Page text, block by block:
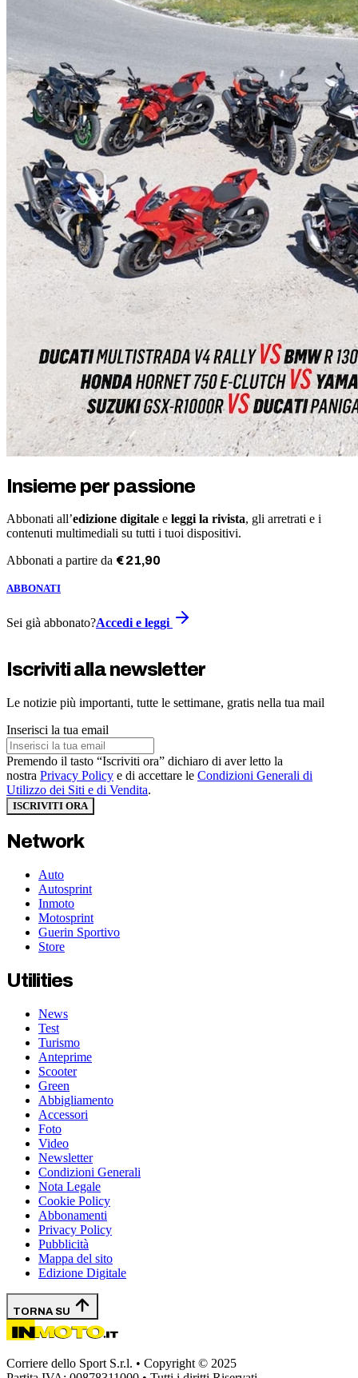
Insieme per passione
Abbonati all’edizione digitale e leggi la rivista, gli arretrati e i
contenuti multimediali su tutti i tuoi dispositivi.
Abbonati a partire da €21,90
ABBONATI
Sei già abbonato?Accedi e leggi
Iscriviti alla newsletter
Le notizie più importanti, tutte le settimane, gratis nella tua mail
Inserisci la tua email
Premendo il tasto “Iscriviti ora” dichiaro di aver letto la
nostra Privacy Policy e di accettare le Condizioni Generali di
Utilizzo dei Siti e di Vendita.
ISCRIVITI ORA
Network
Auto
Autosprint
Inmoto
Motosprint
Guerin Sportivo
Store
Utilities
News
Test
Turismo
Anteprime
Scooter
Green
Abbigliamento
Accessori
Foto
Video
Newsletter
Condizioni Generali
Nota Legale
Cookie Policy
Abbonamenti
Privacy Policy
Pubblicità
Mappa del sito
Edizione Digitale
TORNA SU
Corriere dello Sport S.r.l. • Copyright © 2025